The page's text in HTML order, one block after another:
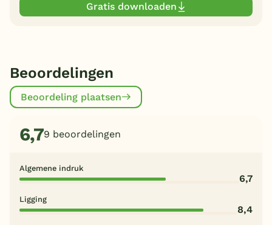
Gratis downloaden
Beoordelingen
Beoordeling plaatsen
6,79 beoordelingen
Algemene indruk
6,7
Ligging
8,4